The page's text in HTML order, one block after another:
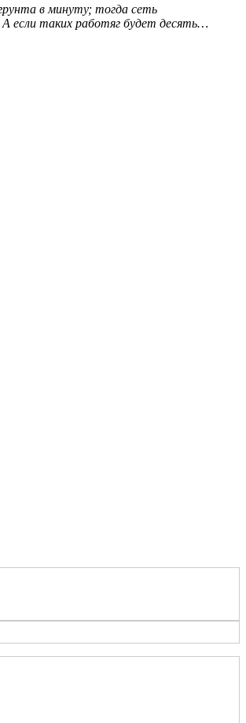
в минуту; тогда сеть
если таких работяг будет десять…